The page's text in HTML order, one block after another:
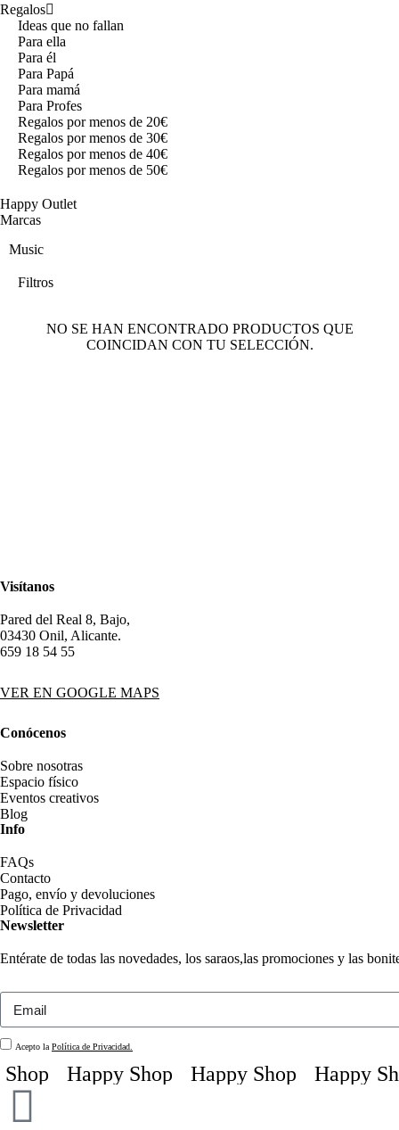
Regalos
Ideas que no fallan
Para ella
Para él
Para Papá
Para mamá
Para Profes
Regalos por menos de 20€
Regalos por menos de 30€
Regalos por menos de 40€
Regalos por menos de 50€
Happy Outlet
Marcas
Music
Filtros
NO SE HAN ENCONTRADO PRODUCTOS QUE
COINCIDAN CON TU SELECCIÓN.
Visítanos
Pared del Real 8, Bajo,
03430 Onil, Alicante.
659 18 54 55
VER EN GOOGLE MAPS
Conócenos
Sobre nosotras
Espacio físico
Eventos creativos
Blog
Info
FAQs
Contacto
Pago, envío y devoluciones
Política de Privacidad
Newsletter
Entérate de todas las novedades, los saraos,las promociones y las
Acepto la Política de Privacidad.
Happy Shop Happy Shop Happy Shop